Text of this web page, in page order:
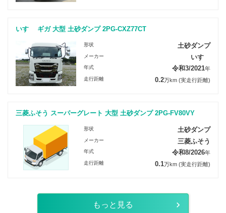
いすゞ ギガ 大型 土砂ダンプ 2PG-CXZ77CT
形状 土砂ダンプ
メーカー いすゞ
年式 令和3/2021年
走行距離 0.2万km (実走行距離)
三菱ふそう スーパーグレート 大型 土砂ダンプ 2PG-FV80VY
形状 土砂ダンプ
メーカー 三菱ふそう
年式 令和8/2026年
走行距離 0.1万km (実走行距離)
もっと見る